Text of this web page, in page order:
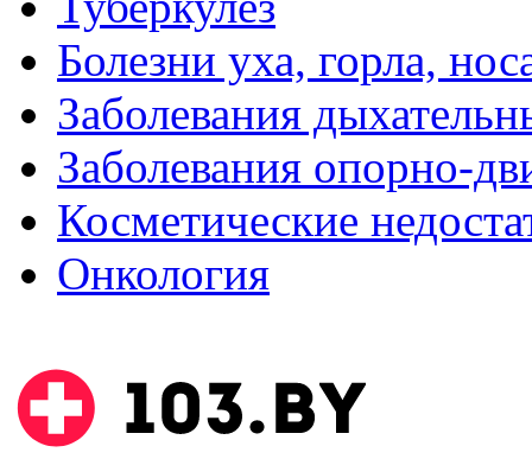
Болезни уха, горла,
Заболевания
Заболевания опорно-
Косметические
Онкология